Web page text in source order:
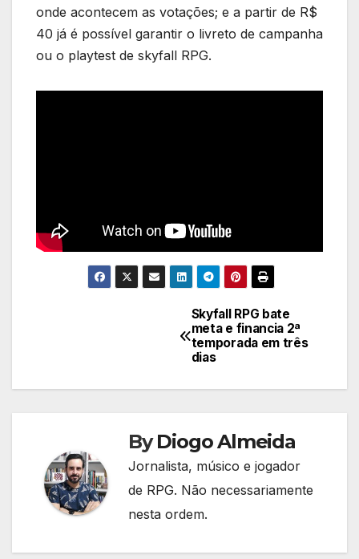
onde acontecem as votações; e a partir de R$
40 já é possível garantir o livreto de campanha
ou o playtest de skyfall RPG.
Post
Skyfall RPG bate
meta e financia 2ª
temporada em três
dias
ByDiogo Almeida
Jornalista, músico e jogador
de RPG. Não necessariamente
nesta ordem.